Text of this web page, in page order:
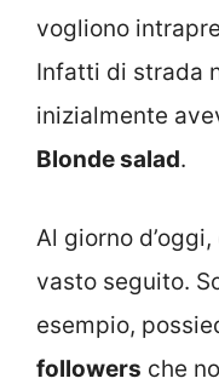
vogliono
Infatti di strada
inizialmente
Blonde salad.
Al giorno
vasto seguito.
esempio,
followers che